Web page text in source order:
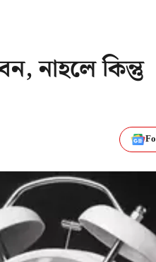
নাহলে কিন্তু